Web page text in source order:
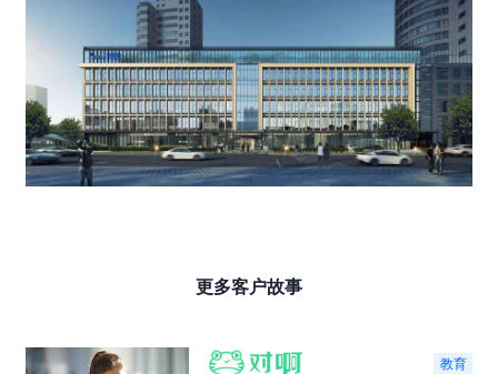
更多客户故事
教育